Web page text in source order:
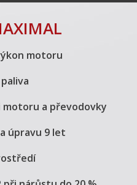
motoru
a převodovky
úpravu 9 let